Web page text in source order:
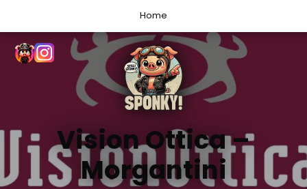
Home
Vision Ottica –
Morgantini